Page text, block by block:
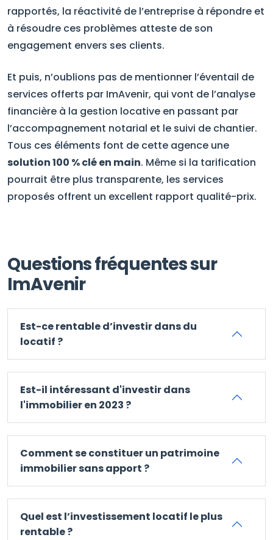
rapportés, la réactivité de l’entreprise à répondre et
à résoudre ces problèmes atteste de son
engagement envers ses clients.
Et puis, n’oublions pas de mentionner l’éventail de
services offerts par ImAvenir, qui vont de l’analyse
financière à la gestion locative en passant par
l’accompagnement notarial et le suivi de chantier.
Tous ces éléments font de cette agence une
solution 100 % clé en main. Même si la tarification
pourrait être plus transparente, les services
proposés offrent un excellent rapport qualité-prix.
Questions fréquentes sur
ImAvenir
Est-ce rentable d’investir dans du
locatif ?
Est-il intéressant d'investir dans
l'immobilier en 2023 ?
Comment se constituer un patrimoine
immobilier sans apport ?
Quel est l’investissement locatif le plus
rentable ?